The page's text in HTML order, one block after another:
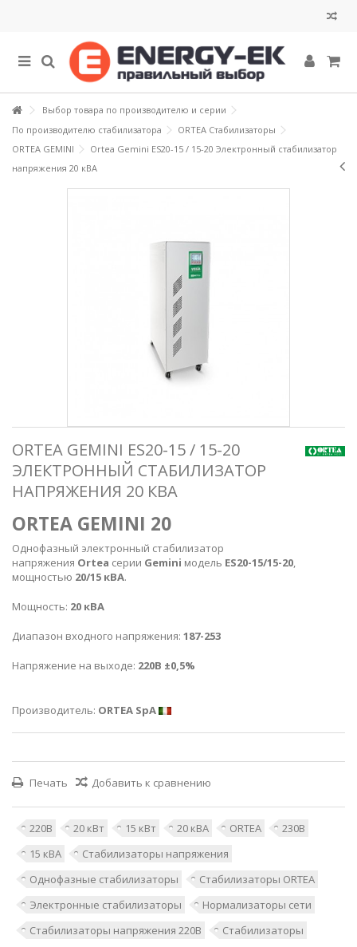
Выбор товара по производителю и серии
По производителю стабилизатора
ORTEA Стабилизаторы
ORTEA GEMINI
Ortea Gemini ES20-15 / 15-20 Электронный стабилизатор
напряжения 20 кВА
ORTEA GEMINI ES20-15 / 15-20
ЭЛЕКТРОННЫЙ СТАБИЛИЗАТОР
НАПРЯЖЕНИЯ 20 КВА
ORTEA GEMINI 20
Однофазный электронный стабилизатор
напряжения Ortea серии Gemini модель ES20-15/15-20,
мощностью 20/15 кВА.
Мощность: 20 кВА
Диапазон входного напряжения: 187-253
Напряжение на выходе: 220В ±0,5%
Производитель: ORTEA SpA
Печать Добавить к сравнению
220В 20 кВт 15 кВт 20 кВА ORTEA
230В
15 кВА
Стабилизаторы напряжения
Однофазные стабилизаторы
Стабилизаторы ORTEA
Электронные стабилизаторы
Нормализаторы сети
Стабилизаторы напряжения 220В
Стабилизаторы